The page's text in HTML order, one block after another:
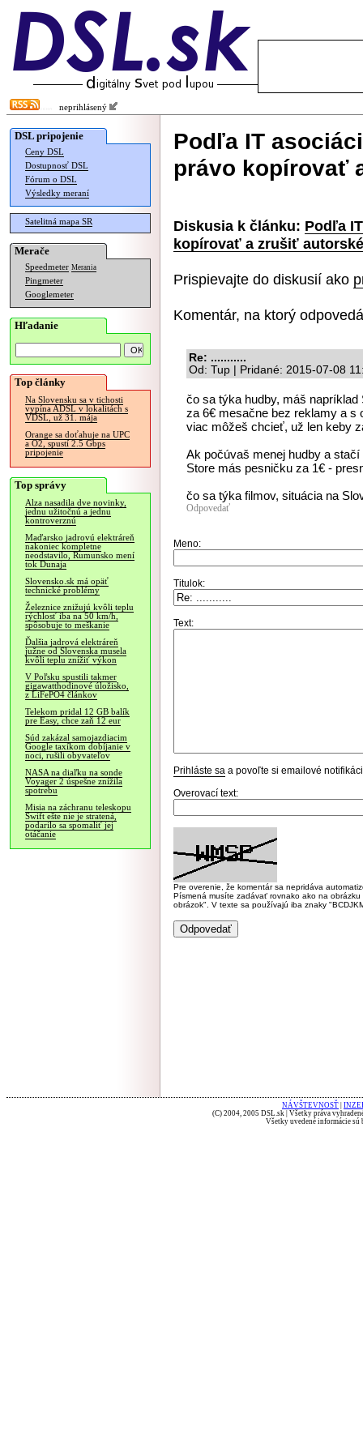
neprihlásený
DSL pripojenie
Ceny DSL
Dostupnosť DSL
Fórum o DSL
Výsledky meraní
Satelitná mapa SR
Merače
Speedmeter Merania
Pingmeter
Googlemeter
Hľadanie
Top články
Na Slovensku sa v tichosti
vypína ADSL v lokalitách s
VDSL, už 31. mája
Orange sa doťahuje na UPC
a O2, spustí 2.5 Gbps
pripojenie
Top správy
Alza nasadila dve novinky,
jednu užitočnú a jednu
kontroverznú
Maďarsko jadrovú elektráreň
nakoniec kompletne
neodstavilo, Rumunsko mení
tok Dunaja
Slovensko.sk má opäť
technické problémy
Železnice znižujú kvôli teplu
rýchlosť iba na 50 km/h,
spôsobuje to meškanie
Ďalšia jadrová elektráreň
južne od Slovenska musela
kvôli teplu znížiť výkon
V Poľsku spustili takmer
gigawatthodinové úložisko,
z LiFePO4 článkov
Telekom pridal 12 GB balík
pre Easy, chce zaň 12 eur
Súd zakázal samojazdiacim
Google taxíkom dobíjanie v
noci, rušili obyvateľov
NASA na diaľku na sonde
Voyager 2 úspešne znížila
spotrebu
Misia na záchranu teleskopu
Swift ešte nie je stratená,
podarilo sa spomaliť jej
otáčanie
Podľa IT
právo kopírovať
Diskusia k článku: Podľa
kopírovať a zrušiť
Prispievajte do diskusií ako
Komentár, na ktorý
Re: ...........
Od: Tup | Pridané: 2015-07-08
čo sa týka hudby, máš
za 6€ mesačne bez reklamy a s
viac môžeš chcieť, už len keby
Ak počúvaš menej hudby a
Store más pesničku za 1€ -
čo sa týka filmov, situácia na
Odpovedať
Meno:
Titulok:
Text:
Prihláste sa a povoľte si emailové
Overovací text:
Pre overenie, že komentár sa nepridáva
Písmená musíte zadávať rovnako ako na
obrázok". V texte sa používajú iba znaky
NÁVŠTEVNOSŤ
(C) 2004, 2005 DSL.sk | Všetky práva
Všetky uvedené informácie sú